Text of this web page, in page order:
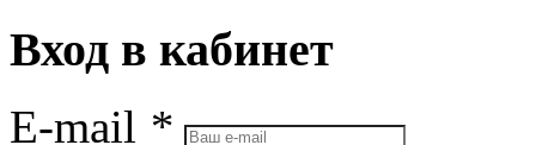
Вход в кабинет
E-mail *